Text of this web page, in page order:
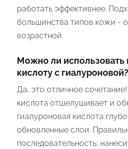
работать эффективнее.
большинства типов кожи -
возрастной.
Можно ли использовать
кислоту с гиалуроновой?
Да, это отличное
кислота отшелушивает и
гиалуроновая кислота
обновленные слои.
последовательность: